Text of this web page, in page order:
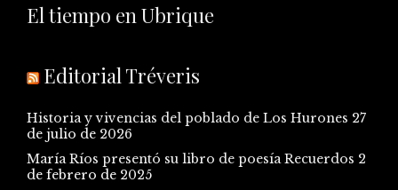
El tiempo en Ubrique
Editorial Tréveris
Historia y vivencias del poblado de Los Hurones 27
de julio de 2026
María Ríos presentó su libro de poesía Recuerdos 2
de febrero de 2025